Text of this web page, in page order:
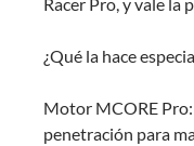
¿Qué la hace
Motor MCORE Pro:
penetración para